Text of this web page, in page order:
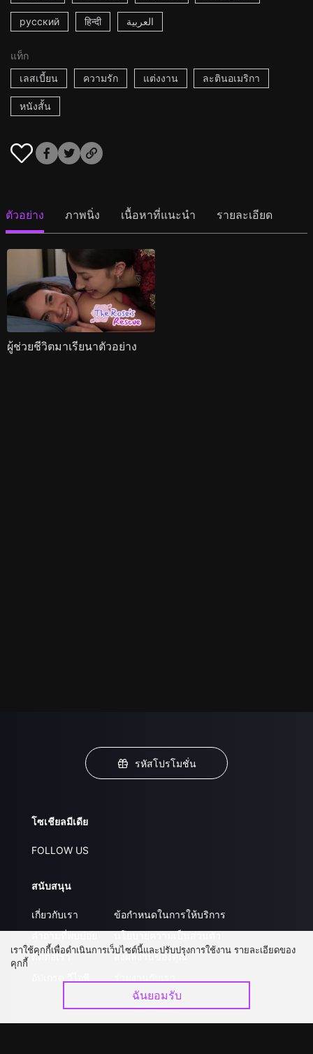
русский हिन्दी العربية
แท็ก
เลสเบี้ยน
ความรัก แต่งงาน ละตินอเมริกา
หนังสั้น
ตัวอย่าง ภาพนิ่ง เนื้อหาที่แนะนำ รายละเอียด
ผู้ช่วยชีวิตมาเรียนาตัวอย่าง
รหัสโปรโมชั่น
โซเชียลมีเดีย
FOLLOW US
สนับสนุน
เกี่ยวกับเรา
ติดต่อเรา
ข้อกำหนดในการให้บริการ
ส่งผลงานของคุณ
เราใช้คุกกี้เพื่อดำเนินการเว็บไซต์นี้และปรับปรุงการใช้งาน รายละเอียดของ
คุกกี้
ฉันยอมรับ